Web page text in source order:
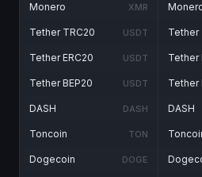
Monero XMR
Tether TRC20 USDT
Tether ERC20 USDT
Tether BEP20 USDT
DASH DASH
Toncoin TON
Dogecoin DOGE
Tether
Tether
Tether
DASH